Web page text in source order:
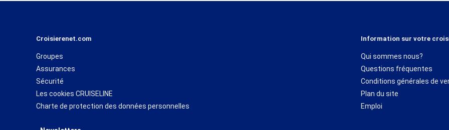
Croisierenet.com
Groupes
Assurances
Sécurité
Les cookies CRUISELINE
Charte de protection des données personnelles
Information sur votre
Qui sommes nous?
Questions fréquentes
Conditions générales de
Plan du site
Emploi